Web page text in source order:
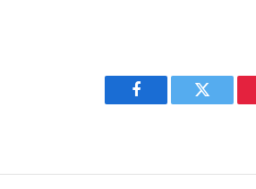
Facebook Twitter